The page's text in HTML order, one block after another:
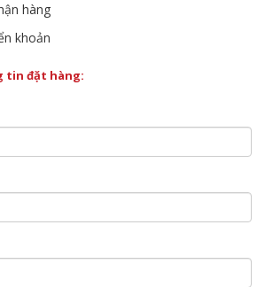
hàng
khoản
tin đặt hàng: